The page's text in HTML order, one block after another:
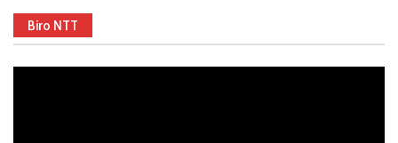
Biro NTT